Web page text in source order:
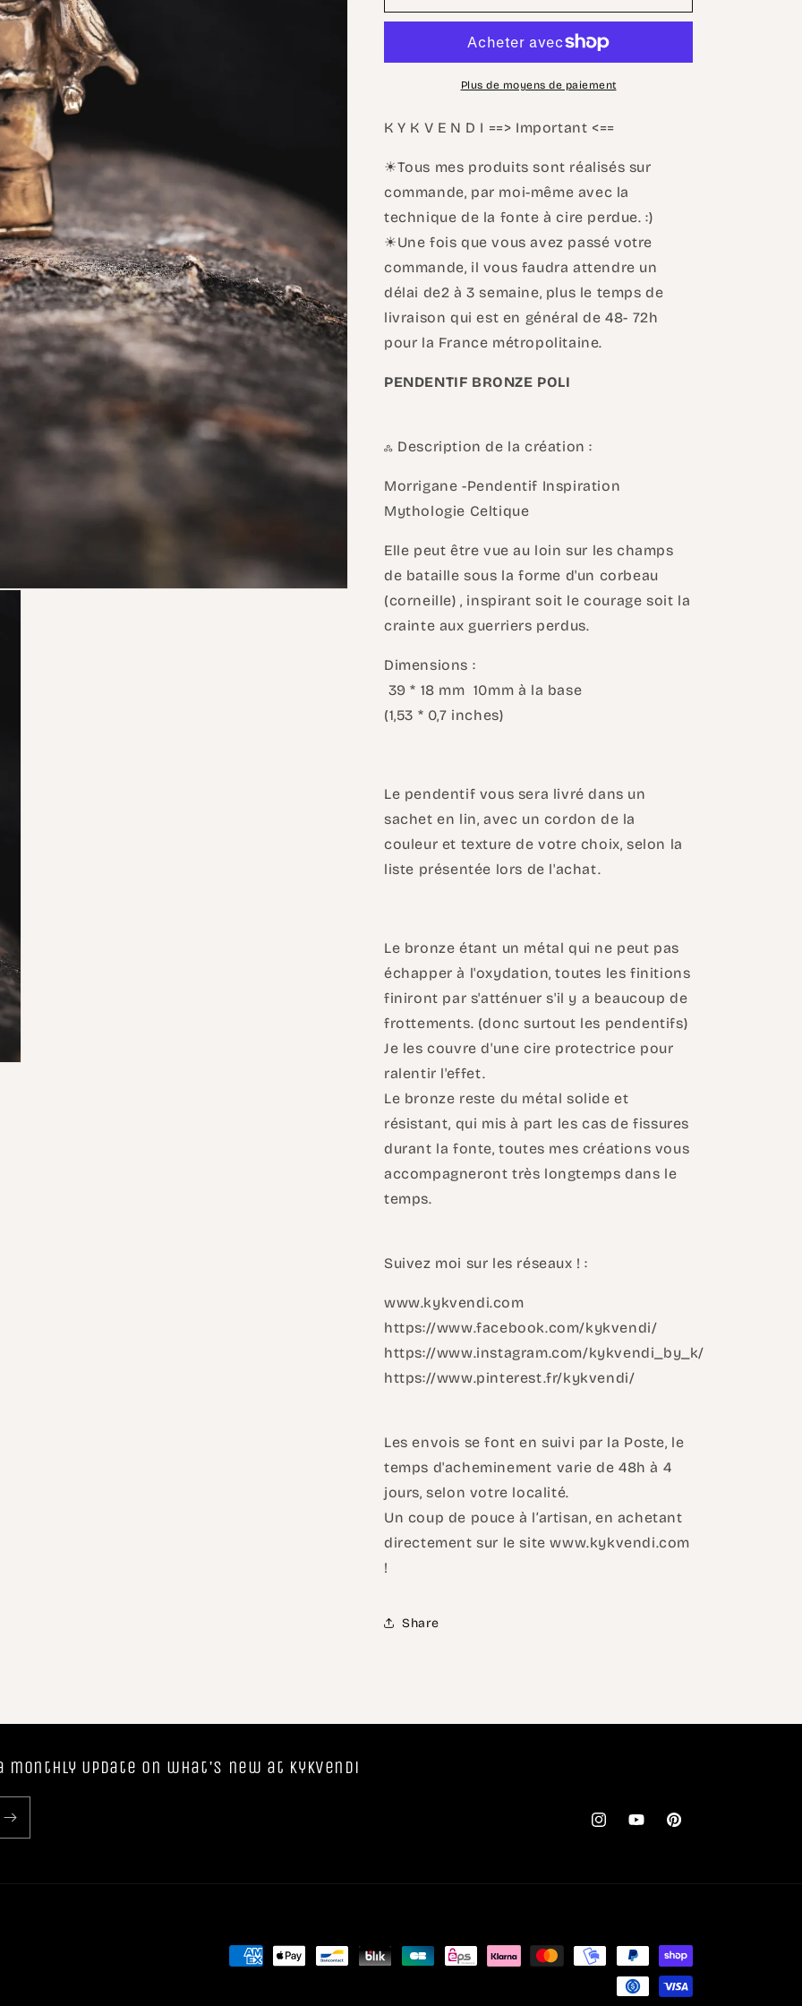
La
pendentif
inspirations
La
-
pendentif
inspirations
Plus de moyens de paiement
K Y K V E N D I ==> Important <==
☀Tous mes produits sont réalisés sur
commande, par moi-même avec la
technique de la fonte à cire perdue. :)
☀Une fois que vous avez passé votre
commande, il vous faudra attendre un
délai de2 à 3 semaine, plus le temps de
livraison qui est en général de 48- 72h
pour la France métropolitaine.
PENDENTIF BRONZE POLI
ஃ Description de la création :
Morrigane -Pendentif Inspiration
Mythologie Celtique
Elle peut être vue au loin sur les champs
de bataille sous la forme d'un corbeau
(corneille) , inspirant soit le courage soit la
crainte aux guerriers perdus.
Dimensions :
39 * 18 mm 10mm à la base
(1,53 * 0,7 inches)
Le pendentif vous sera livré dans un
sachet en lin, avec un cordon de la
couleur et texture de votre choix, selon la
liste présentée lors de l'achat.
Le bronze étant un métal qui ne peut pas
échapper à l'oxydation, toutes les finitions
finiront par s'atténuer s'il y a beaucoup de
frottements. (donc surtout les pendentifs)
Je les couvre d'une cire protectrice pour
ralentir l'effet.
Le bronze reste du métal solide et
résistant, qui mis à part les cas de fissures
durant la fonte, toutes mes créations vous
accompagneront très longtemps dans le
temps.
Suivez moi sur les réseaux ! :
www.kykvendi.com
https://www.facebook.com/kykvendi/
https://www.instagram.com/kykvendi_by_k/
https://www.pinterest.fr/kykvendi/
Les envois se font en suivi par la Poste, le
temps d'acheminement varie de 48h à 4
jours, selon votre localité.
Un coup de pouce à l’artisan, en achetant
directement sur le site www.kykvendi.com
!
Share
Update on what's new at Kykvendi
InstagramYouTubePinterest
Moyens